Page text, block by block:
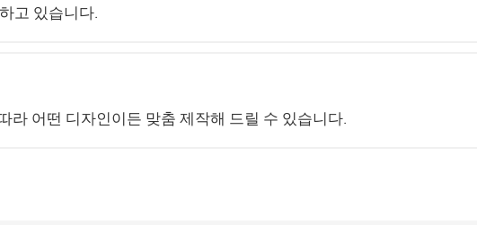
고 있습니다.
라 어떤 디자인이든 맞춤 제작해 드릴 수 있습니다.